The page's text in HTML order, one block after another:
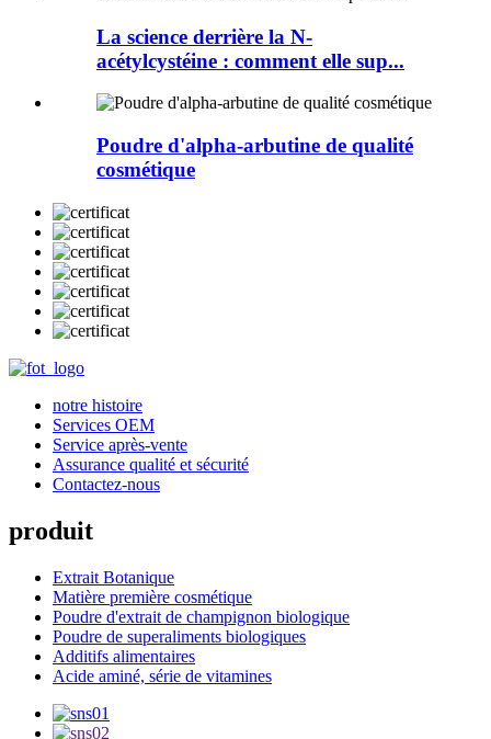
La science derrière la N-
acétylcystéine : comment elle sup...
Poudre d'alpha-arbutine de qualité
cosmétique
notre histoire
Services OEM
Service après-vente
Assurance qualité et sécurité
Contactez-nous
produit
Extrait Botanique
Matière première cosmétique
Poudre d'extrait de champignon biologique
Poudre de superaliments biologiques
Additifs alimentaires
Acide aminé, série de vitamines